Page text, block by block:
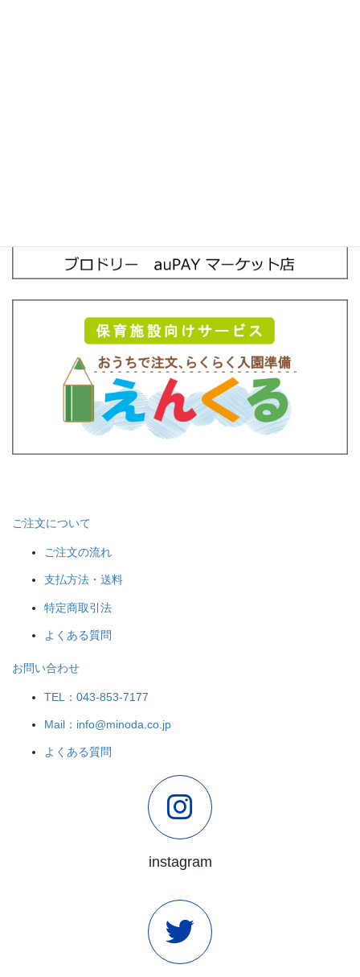
ご注文について
ご注文の流れ
支払方法・送料
特定商取引法
よくある質問
お問い合わせ
TEL：043-853-7177
Mail：info@minoda.co.jp
よくある質問
instagram